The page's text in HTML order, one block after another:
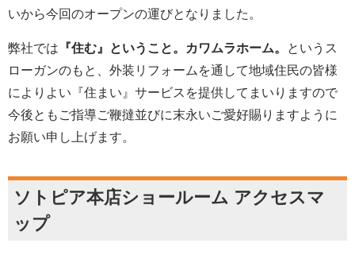
いから今回のオープンの運びとなりました。
弊社では 『住む』ということ。カワムラホーム。
というス
ローガンのもと、外装リフォームを通して地域住民の皆様
によりよい『住まい』サービスを提供してまいりますので
今後ともご指導ご鞭撻並びに末永いご愛好賜りますように
お願い申し上げます。
ソトピア本店ショールーム アクセスマ
ップ